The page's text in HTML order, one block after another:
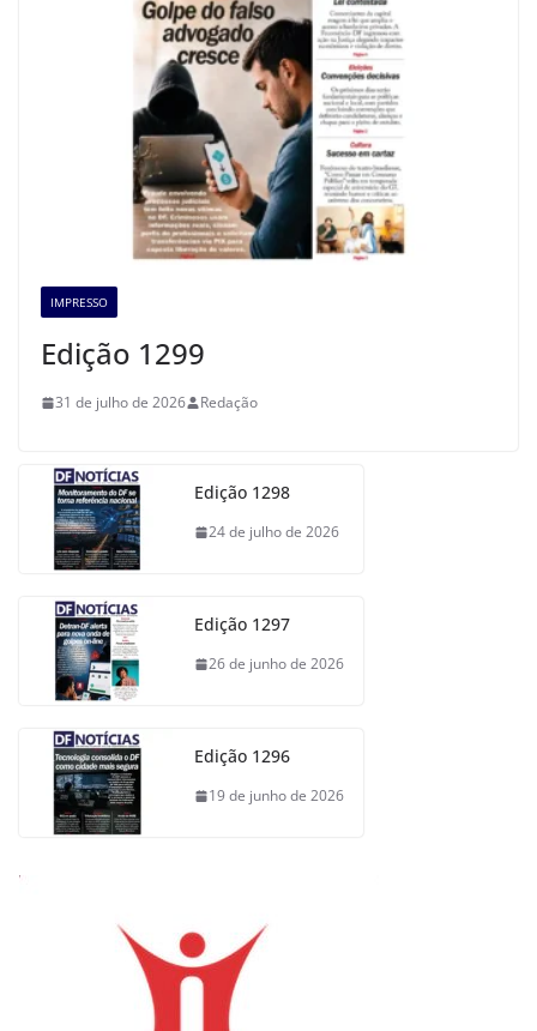
IMPRESSO
Edição 1299
31 de julho de 2026 Redação
Edição 1298
24 de julho de 2026
Edição 1297
26 de junho de 2026
Edição 1296
19 de junho de 2026